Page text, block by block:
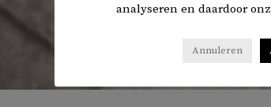
analyseren en daardoor
Annuleren